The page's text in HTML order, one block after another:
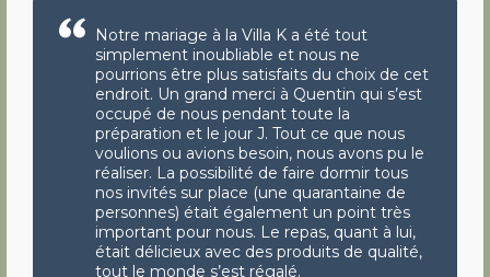
Notre mariage à la Villa K a été tout
simplement inoubliable et nous ne
pourrions être plus satisfaits du choix de cet
endroit. Un grand merci à Quentin qui s’est
occupé de nous pendant toute la
préparation et le jour J. Tout ce que nous
voulions ou avions besoin, nous avons pu le
réaliser. La possibilité de faire dormir tous
nos invités sur place (une quarantaine de
personnes) était également un point très
important pour nous. Le repas, quant à lui,
était délicieux avec des produits de qualité,
tout le monde s’est régalé.